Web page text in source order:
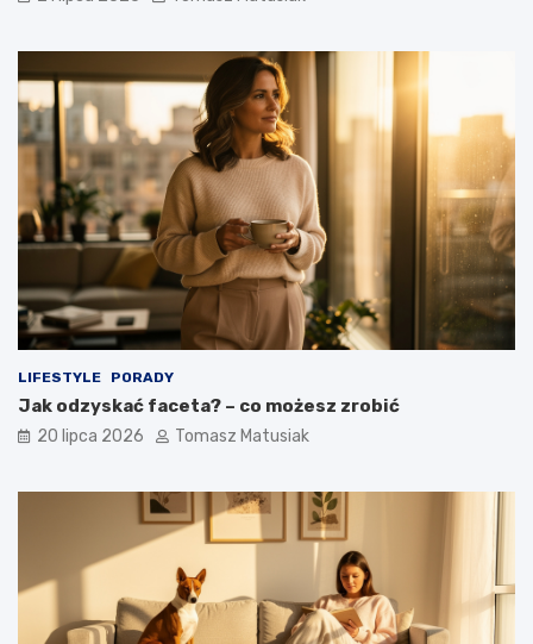
LIFESTYLE PORADY
Jak odzyskać faceta? – co możesz zrobić
20 lipca 2026 Tomasz Matusiak